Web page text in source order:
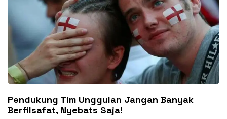
Pendukung Tim Unggulan Jangan Banyak
Berfilsafat, Nyebats Saja!